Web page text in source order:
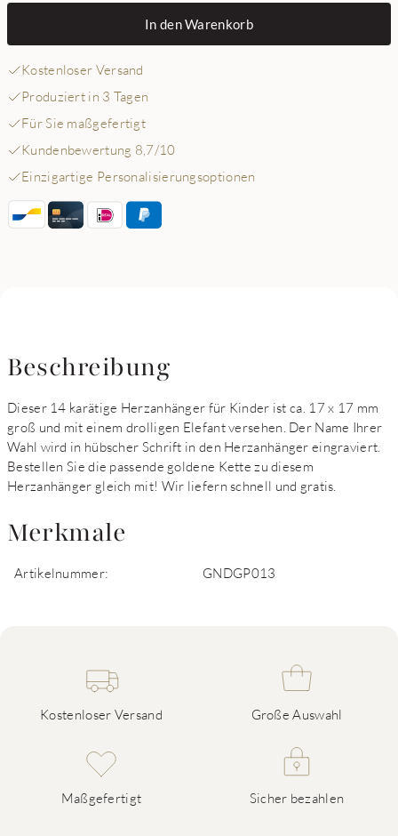
In den Warenkorb
Kostenloser Versand
Produziert in 3 Tagen
Für Sie maßgefertigt
Kundenbewertung 8,7/10
Einzigartige Personalisierungsoptionen
Beschreibung
Dieser 14 karätige Herzanhänger für Kinder ist ca. 17 x 17 mm
groß und mit einem drolligen Elefant versehen. Der Name Ihrer
Wahl wird in hübscher Schrift in den Herzanhänger eingraviert.
Bestellen Sie die passende goldene Kette zu diesem
Herzanhänger gleich mit! Wir liefern schnell und gratis.
Merkmale
Artikelnummer: GNDGP013
Kostenloser Versand Große Auswahl
Maßgefertigt Sicher bezahlen